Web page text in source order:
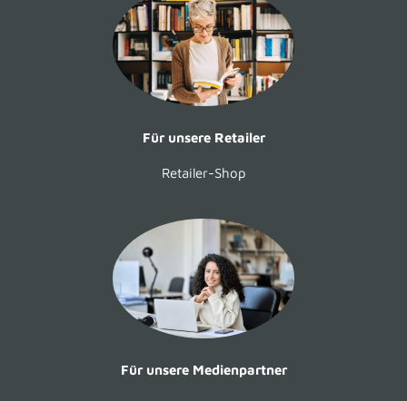
Für unsere Retailer
Retailer-Shop
Für unsere Medienpartner